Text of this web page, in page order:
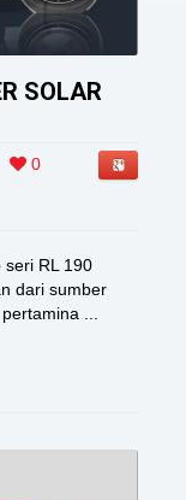
SOLAR
0
seri RL 190
dari sumber
...